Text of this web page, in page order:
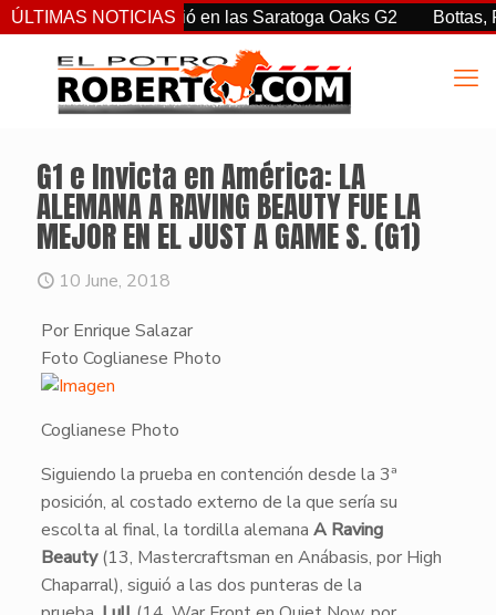
ÚLTIMAS NOTICIAS
Jr. sorprendió en las Saratoga Oaks G2 Bottas,
G1 e Invicta en América: LA
ALEMANA A RAVING BEAUTY FUE LA
MEJOR EN EL JUST A GAME S. (G1)
10 June, 2018
Por Enrique Salazar
Foto Coglianese Photo
Coglianese Photo
Siguiendo la prueba en contención desde la 3ª
posición, al costado externo de la que sería su
escolta al final, la tordilla alemana A Raving
Beauty(13, Mastercraftsman en Anábasis, por High
Chaparral), siguió a las dos punteras de la